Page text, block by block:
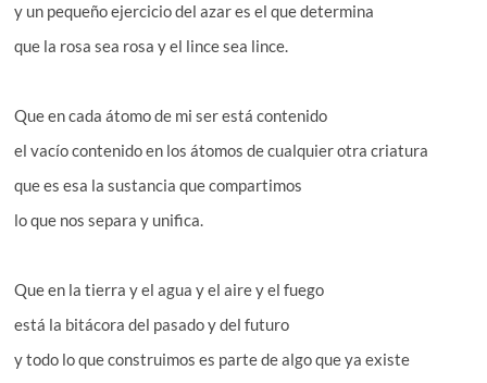
y un pequeño ejercicio del azar es el que determina
que la rosa sea rosa y el lince sea lince.
Que en cada átomo de mi ser está contenido
el vacío contenido en los átomos de cualquier otra criatura
que es esa la sustancia que compartimos
lo que nos separa y unifica.
Que en la tierra y el agua y el aire y el fuego
está la bitácora del pasado y del futuro
y todo lo que construimos es parte de algo que ya existe